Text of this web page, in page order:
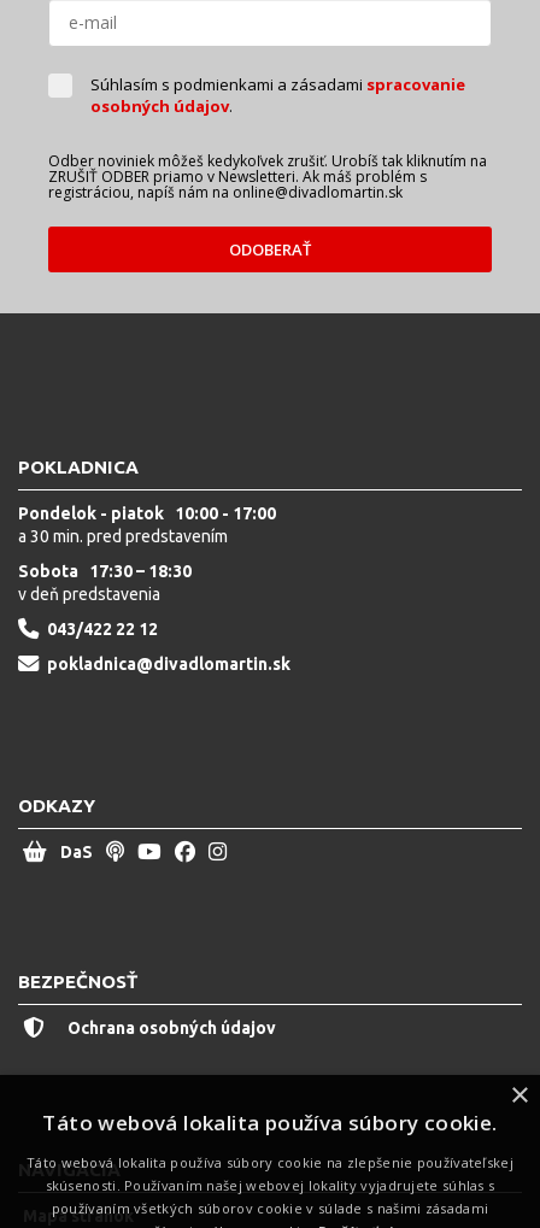
Súhlasím s podmienkami a zásadami spracovanie
osobných údajov.
Odber noviniek môžeš kedykoľvek zrušiť. Urobíš tak kliknutím na
ZRUŠIŤ ODBER priamo v Newsletteri. Ak máš problém s
registráciou, napíš nám na online@divadlomartin.sk
ODOBERAŤ
POKLADNICA
Pondelok - piatok 10:00 - 17:00
a 30 min. pred predstavením
Sobota 17:30 – 18:30
v deň predstavenia
043/422 22 12
pokladnica@divadlomartin.sk
ODKAZY
DaS
BEZPEČNOSŤ
Ochrana osobných údajov
NAVIGÁCIA
Mapa stránok
×
Táto webová lokalita používa súbory cookie.
Táto webová lokalita používa súbory cookie na zlepšenie používateľskej
skúsenosti. Používaním našej webovej lokality vyjadrujete súhlas s
používaním všetkých súborov cookie v súlade s našimi zásadami